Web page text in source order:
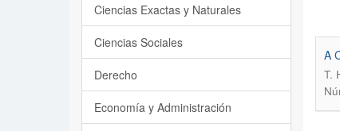
A
T.
Ciencias Exactas y Naturales
Ciencias Sociales
Derecho
Economía y Administración